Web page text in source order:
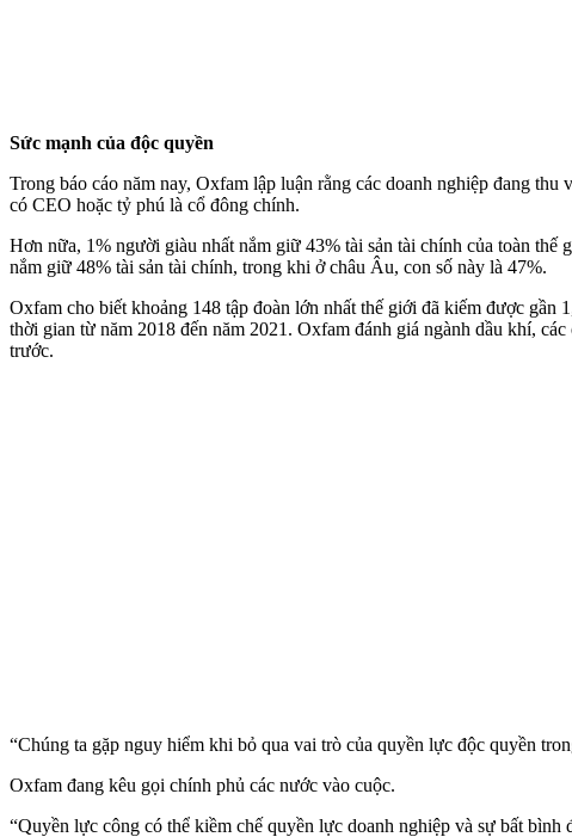
Sức mạnh của độc quyền
Trong báo cáo năm nay, Oxfam lập luận rằng các doanh nghiệp đang
có CEO hoặc tỷ phú là cổ đông chính.
Hơn nữa, 1% người giàu nhất nắm giữ 43% tài sản tài chính của toàn
nắm giữ 48% tài sản tài chính, trong khi ở châu Âu, con số này là 47%.
Oxfam cho biết khoảng 148 tập đoàn lớn nhất thế giới đã kiếm được
thời gian từ năm 2018 đến năm 2021. Oxfam đánh giá ngành dầu khí,
trước.
“Chúng ta gặp nguy hiểm khi bỏ qua vai trò của quyền lực độc quyền
Oxfam đang kêu gọi chính phủ các nước vào cuộc.
“Quyền lực công có thể kiềm chế quyền lực doanh nghiệp và sự bất